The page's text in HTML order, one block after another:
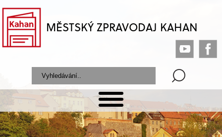
MĚSTSKÝ ZPRAVODAJ KAHAN